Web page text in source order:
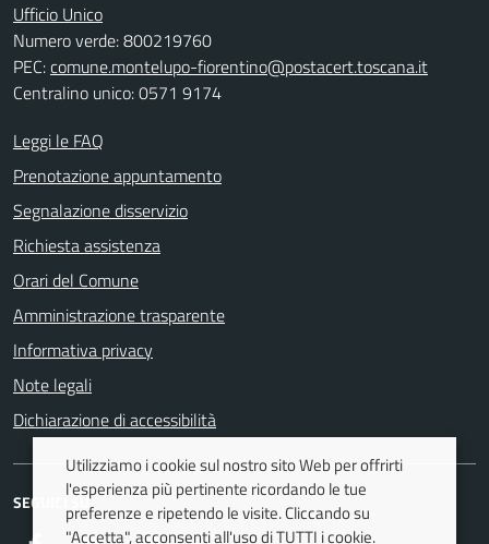
Ufficio Unico
Numero verde: 800219760
PEC:comune.montelupo-fiorentino@postacert.toscana.it
Centralino unico: 0571 9174
Leggi le FAQ
Prenotazione appuntamento
Segnalazione disservizio
Richiesta assistenza
Orari del Comune
Amministrazione trasparente
Informativa privacy
Note legali
Dichiarazione di accessibilità
SEGUICI SU
Utilizziamo i cookie sul nostro sito Web per offrirti
l'esperienza più pertinente ricordando le tue
preferenze e ripetendo le visite. Cliccando su
"Accetta", acconsenti all'uso di TUTTI i cookie.